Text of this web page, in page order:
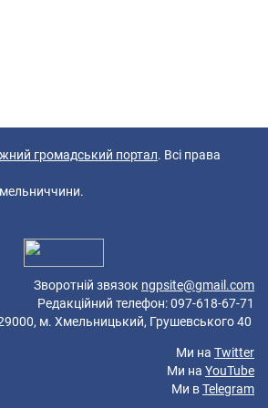
громадський портал. Всі права
Зворотній звязок ngpsite@gmail.com
Редакційний телефон: 097-618-67-71
м. Хмельницький, Грушевського 40
Ми на Twitter
Ми на YouTube
Ми вTelegram